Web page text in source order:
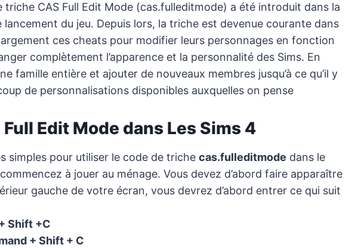
triche CAS Full Edit Mode (cas.fulleditmode) a été introduit dans la
du jeu. Depuis lors, la triche est devenue courante dans
ces cheats pour modifier leurs personnages en fonction
complètement l’apparence et la personnalité des Sims. En
famille entière et ajouter de nouveaux membres jusqu’à ce qu’il y
de personnalisations disponibles auxquelles on pense
Edit Mode dans Les Sims 4
simples pour utiliser le code de triche cas.fulleditmode dans le
à jouer au ménage. Vous devez d’abord faire apparaître
gauche de votre écran, vous devrez d’abord entrer ce qui suit
Shift +C
+ Shift + C